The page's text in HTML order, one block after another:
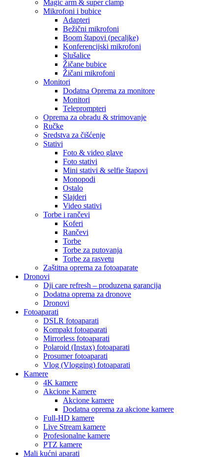
Magic arm & super clamp
Mikrofoni i bubice
Adapteri
Bežični mikrofoni
Boom štapovi (pecaljke)
Konferencijski mikrofoni
Slušalice
Žičane bubice
Žičani mikrofoni
Monitori
Dodatna Oprema za monitore
Monitori
Teleprompteri
Oprema za obradu & strimovanje
Ručke
Sredstva za čišćenje
Stativi
Foto & video glave
Foto stativi
Mini stativi & selfie štapovi
Monopodi
Ostalo
Slajderi
Video stativi
Torbe i rančevi
Koferi
Rančevi
Torbe
Torbe za putovanja
Torbe za rasvetu
Zaštitna oprema za fotoaparate
Dronovi
Dji care refresh – produzena garancija
Dodatna oprema za dronove
Dronovi
Fotoaparati
DSLR fotoaparati
Kompakt fotoaparati
Mirrorless fotoaparati
Polaroid (Instax) fotoaparati
Prosumer fotoaparati
Vlog (Vlogging) fotoaparati
Kamere
4K kamere
Akcione Kamere
Akcione kamere
Dodatna oprema za akcione kamere
Full-HD kamere
Live Stream kamere
Profesionalne kamere
PTZ kamere
Mali kućni aparati